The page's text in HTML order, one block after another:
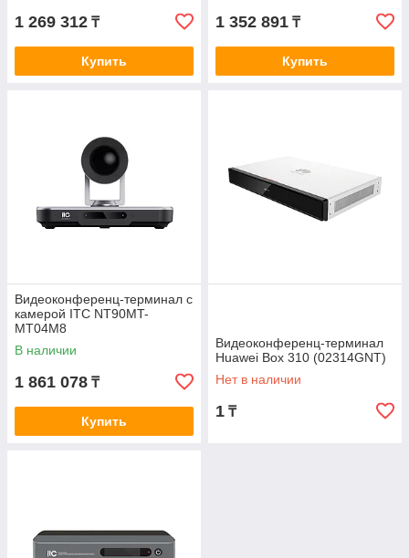
1 269 312 ₸
Купить
1 352 891 ₸
Купить
Видеоконференц-терминал с
камерой ITC NT90MT-
MT04M8
В наличии
1 861 078 ₸
Купить
Видеоконференц-терминал
Huawei Box 310 (02314GNT)
Нет в наличии
1 ₸